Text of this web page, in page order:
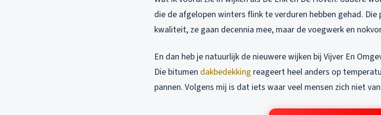
die de afgelopen winters flink te verduren hebben gehad. Die
kwaliteit, ze gaan decennia mee, maar de voegwerk en
En dan heb je natuurlijk de nieuwere wijken bij Vijver En
Die bitumen dakbedekking reageert heel anders op
pannen. Volgens mij is dat iets waar veel mensen zich niet